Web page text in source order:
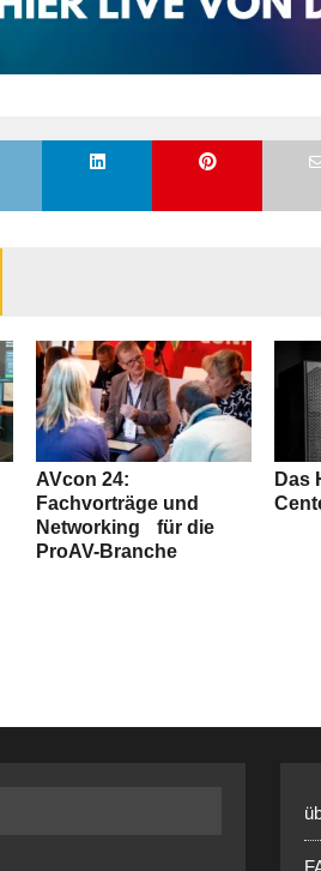
AVcon 24:
Fachvorträge und
Networking für die
ProAV-Branche
Das